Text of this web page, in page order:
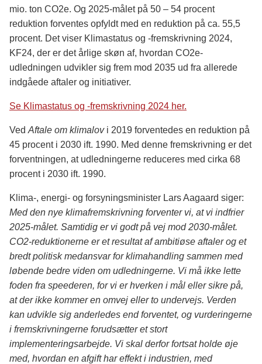
mio. ton CO2e. Og 2025-målet på 50 – 54 procent
reduktion forventes opfyldt med en reduktion på ca. 55,5
procent. Det viser Klimastatus og -fremskrivning 2024,
KF24, der er det årlige skøn af, hvordan CO2e-
udledningen udvikler sig frem mod 2035 ud fra allerede
indgåede aftaler og initiativer.
Se Klimastatus og -fremskrivning 2024 her.
Ved Aftale om klimalov i 2019 forventedes en reduktion på
45 procent i 2030 ift. 1990. Med denne fremskrivning er det
forventningen, at udledningerne reduceres med cirka 68
procent i 2030 ift. 1990.
Klima-, energi- og forsyningsminister Lars Aagaard siger:
Med den nye klimafremskrivning forventer vi, at vi indfrier
2025-målet. Samtidig er vi godt på vej mod 2030-målet.
CO2-reduktionerne er et resultat af ambitiøse aftaler og et
bredt politisk medansvar for klimahandling sammen med
løbende bedre viden om udledningerne. Vi må ikke lette
foden fra speederen, for vi er hverken i mål eller sikre på,
at der ikke kommer en omvej eller to undervejs. Verden
kan udvikle sig anderledes end forventet, og vurderingerne
i fremskrivningerne forudsætter et stort
implementeringsarbejde. Vi skal derfor fortsat holde øje
med, hvordan en afgift har effekt i industrien, med